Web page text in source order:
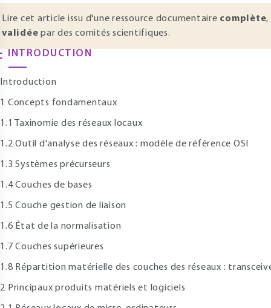
Lire cet article issu d'une ressource documentaire complète,
validée par des comités scientifiques.
INTRODUCTION
Concepts fondamentaux
Taxinomie des réseaux locaux
Outil d'analyse des réseaux : modèle de référence OSI
Systèmes précurseurs
Couches de bases
Couche gestion de liaison
État de la normalisation
Couches supérieures
Répartition matérielle des couches des réseaux :
Principaux produits matériels et logiciels